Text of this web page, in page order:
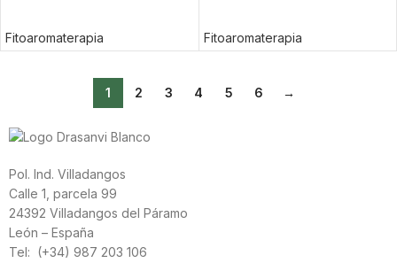
Fitoaromaterapia Fitoaromaterapia
1 2 3 4 5 6 →
Pol. Ind. Villadangos
Calle 1, parcela 99
24392 Villadangos del Páramo
León – España
Tel: (+34) 987 203 106